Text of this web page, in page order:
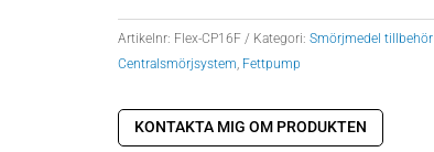
Artikelnr: Flex-CP16F Kategori: Smörjmedel tillbehör
Centralsmörjsystem, Fettpump
KONTAKTA MIG OM PRODUKTEN